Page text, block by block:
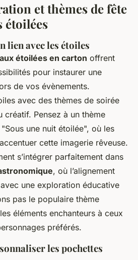
et thèmes de fête
étoilées
lien avec les étoiles
étoilées en carton offrent
pour instaurer une
de vos évènements.
avec des thèmes de soirée
créatif. Pensez à un thème
une nuit étoilée", où les
cette imagerie rêveuse.
s’intégrer parfaitement dans
, où l’alignement
une exploration éducative
pas le populaire thème
éléments enchanteurs à ceux
préférés.
les pochettes